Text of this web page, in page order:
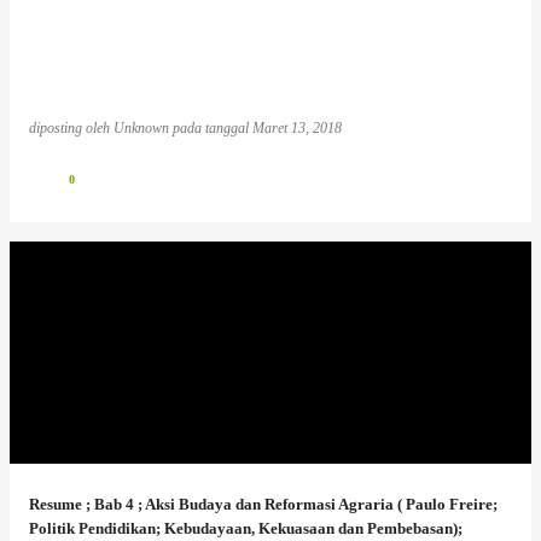
diposting oleh Unknown pada tanggal Maret 13, 2018
0
Resume ; Bab 4 ; Aksi Budaya dan Reformasi Agraria ( Paulo Freire;
Politik Pendidikan; Kebudayaan, Kekuasaan dan Pembebasan);